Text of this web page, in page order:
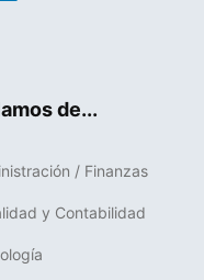
de...
/ Finanzas
y Contabilidad